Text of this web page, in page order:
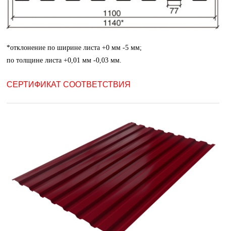
*отклонение по ширине листа +0 мм -5 мм;
по толщине листа +0,01 мм -0,03 мм.
СЕРТИФИКАТ СООТВЕТСТВИЯ